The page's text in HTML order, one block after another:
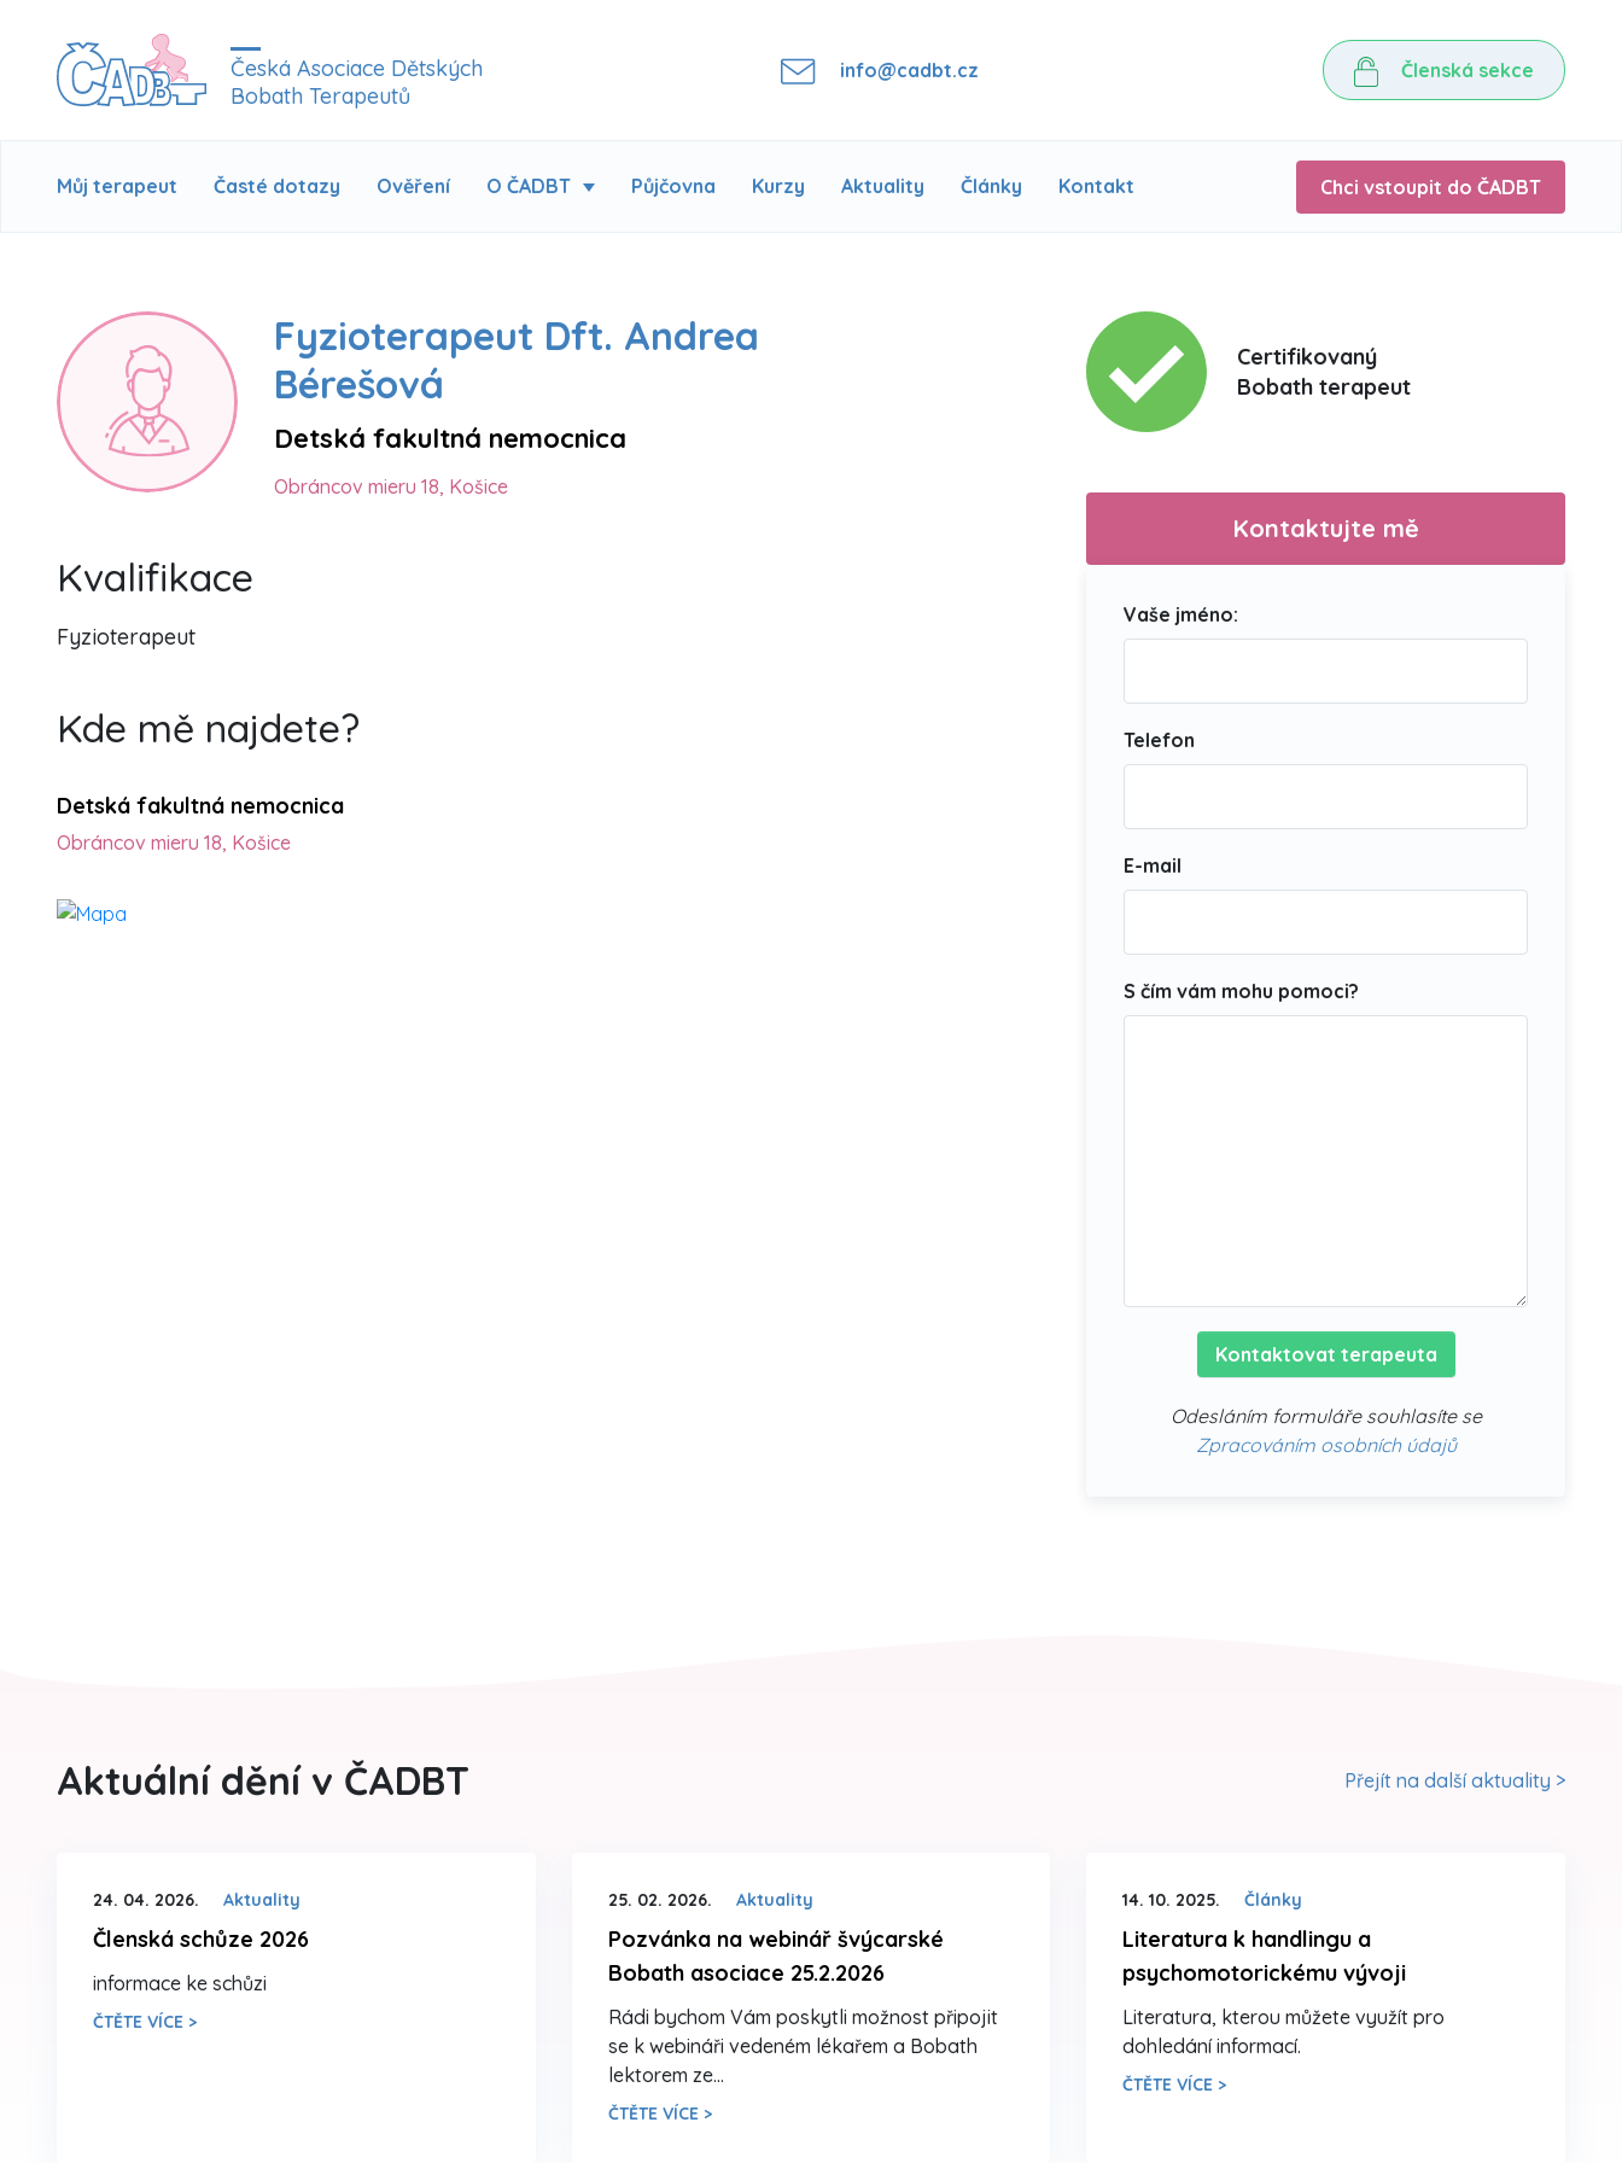
Česká Asociace Dětských
Bobath Terapeutů
info@cadbt.cz Členská sekce
Můj terapeut Časté dotazy Ověření O ČADBT Půjčovna Kurzy Aktuality Články Kontakt Chci vstoupit do ČADBT
Fyzioterapeut Dft. Andrea
Bérešová
Detská fakultná nemocnica
Obráncov mieru 18, Košice
Kvalifikace
Fyzioterapeut
Kde mě najdete?
Detská fakultná nemocnica
Obráncov mieru 18, Košice
Certifikovaný
Bobath terapeut
Kontaktujte mě
Vaše jméno:
Telefon
E-mail
S čím vám mohu pomoci?
Kontaktovat terapeuta
Odesláním formuláře souhlasíte se
Zpracováním osobních údajů
Aktuální dění v ČADBT Přejít na další aktuality >
24. 04. 2026. Aktuality
Členská schůze 2026
informace ke schůzi
ČTĚTE VÍCE >
25. 02. 2026. Aktuality
Pozvánka na webinář švýcarské
Bobath asociace 25.2.2026
Rádi bychom Vám poskytli možnost připojit
se k webináři vedeném lékařem a Bobath
lektorem ze…
ČTĚTE VÍCE >
14. 10. 2025. Články
Literatura k handlingu a
psychomotorickému vývoji
Literatura, kterou můžete využít pro
dohledání informací.
ČTĚTE VÍCE >